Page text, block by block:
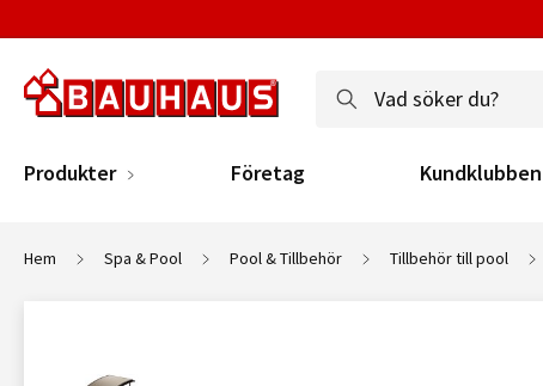
Produkter Företag Kundklubben
Hem Spa & Pool Pool & Tillbehör Tillbehör till pool